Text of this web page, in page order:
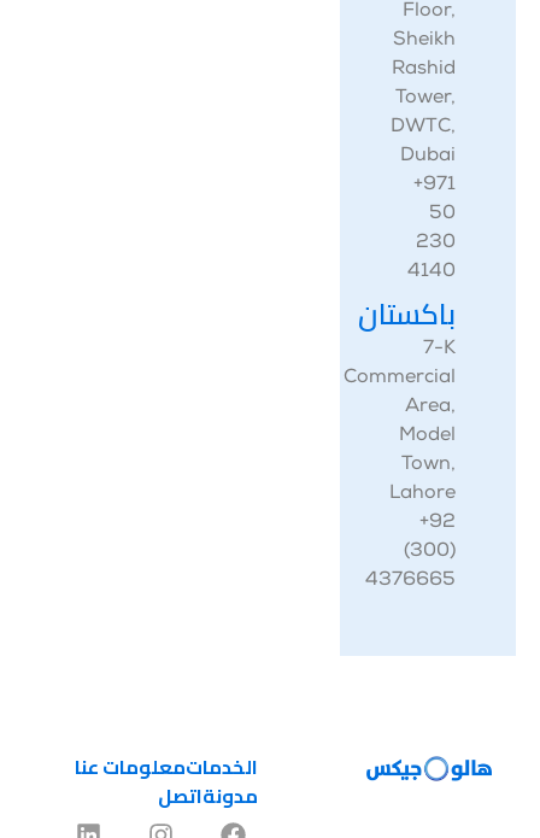
Floor,
Sheikh
Rashid
Tower,
DWTC,
Dubai
‎+971
50
230
4140
باكستان
‎7-K
Commercial
Area,
Model
Town,
Lahore
‎+92
(300)
4376665
الخدماتمعلومات عنا
مدونةاتصل